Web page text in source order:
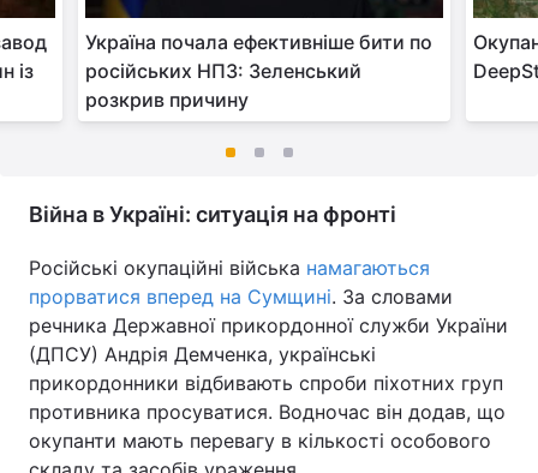
із
Україна почала ефективніше бити по
російських НПЗ: Зеленський
розкрив причину
Війна в Україні: ситуація на фронті
Російські окупаційні війська намагаються
прорватися вперед на Сумщині. За словами
речника Державної прикордонної служби України
(ДПСУ) Андрія Демченка, українські
прикордонники відбивають спроби піхотних груп
противника просуватися. Водночас він додав, що
окупанти мають перевагу в кількості особового